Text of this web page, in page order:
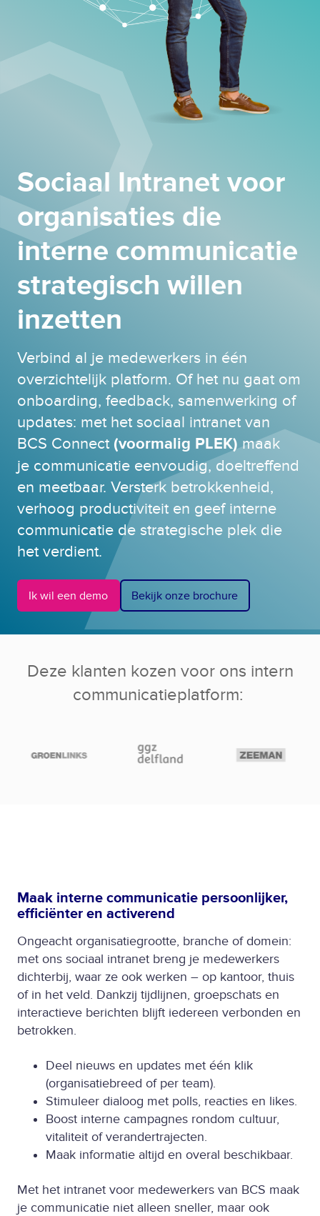
Sociaal Intranet voor
organisaties die
interne communicatie
strategisch willen
inzetten
Verbind al je medewerkers in één
overzichtelijk platform. Of het nu gaat om
onboarding, feedback, samenwerking of
updates: met het sociaal intranet van
BCS Connect (voormalig PLEK)maak
je communicatie eenvoudig, doeltreffend
en meetbaar. Versterk betrokkenheid,
verhoog productiviteit en geef interne
communicatie de strategische plek die
het verdient.
Ik wil een demo Bekijk onze brochure
Deze klanten kozen voor ons intern
communicatieplatform:
Maak interne communicatie persoonlijker,
efficiënter en activerend
Ongeacht organisatiegrootte, branche of domein:
met ons sociaal intranet breng je medewerkers
dichterbij, waar ze ook werken – op kantoor, thuis
of in het veld. Dankzij tijdlijnen, groepschats en
interactieve berichten blijft iedereen verbonden en
betrokken.
Deel nieuws en updates met één klik
(organisatiebreed of per team).
Stimuleer dialoog met polls, reacties en likes.
Boost interne campagnes rondom cultuur,
vitaliteit of verandertrajecten.
Maak informatie altijd en overal beschikbaar.
Met het intranet voor medewerkers van BCS maak
je communicatie niet alleen sneller, maar ook